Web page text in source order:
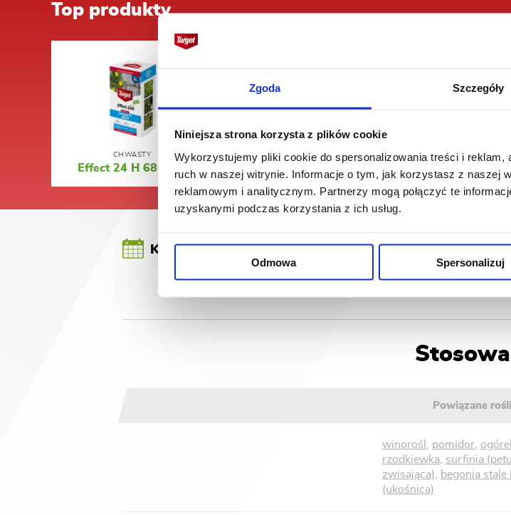
Zgoda Szczegóły
Niniejsza strona korzysta z plików cookie
Wykorzystujemy pliki cookie do spersonalizowania treści i reklam,
ruch w naszej witrynie. Informacje o tym, jak korzystasz z naszej
reklamowym i analitycznym. Partnerzy mogą połączyć te
uzyskanymi podczas korzystania z ich usług.
Odmowa Spersonalizuj
Top produkty
CHWASTY
Effect 24 H 680 EC
SZKODNIKI
Mospilan® 20 SP
TRAWNIK
Polyversum®
Kiedy stosować? STYCZEŃ LUTY
Powiązane
winorośl , pomidor,
rzodkiewka, surfinia
zwisająca), begonia stale
(ukośnica)